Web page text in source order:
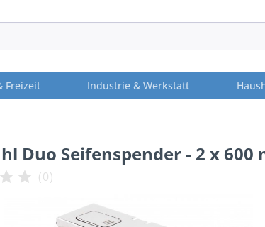
Freizeit Industrie & Werkstatt
Duo Seifenspender - 2 x 600
(0)